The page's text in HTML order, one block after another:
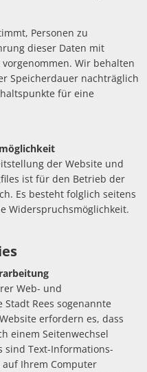
Personen zu
dieser Daten mit
Wir behalten
Speicherdauer nachträglich
für eine
der Website und
ist für den Betrieb der
Es besteht folglich seitens
Widerspruchsmöglichkeit.
Web- und
Rees sogenannte
erfordern es, dass
einem Seitenwechsel
sind Text-Informations-
auf Ihrem Computer